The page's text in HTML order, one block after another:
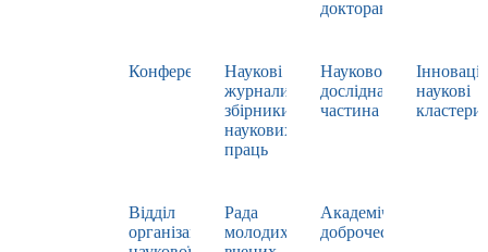
докторантури
Конференції
Наукові
журнали,
збірники
наукових
праць
Науково-
дослідна
частина
наукові
кластери
Відділ
організації
Рада
молодих
Академічна
доброчесність